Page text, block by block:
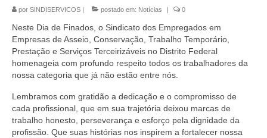
Notícias
Contato
por SINDISERVICOS | postado em: Notícias | 0
Neste Dia de Finados, o Sindicato dos Empregados em
Empresas de Asseio, Conservação, Trabalho Temporário,
Prestação e Serviços Terceirizáveis no Distrito Federal
homenageia com profundo respeito todos os trabalhadores da
nossa categoria que já não estão entre nós.
Lembramos com gratidão a dedicação e o compromisso de
cada profissional, que em sua trajetória deixou marcas de
trabalho honesto, perseverança e esforço pela dignidade da
profissão. Que suas histórias nos inspirem a fortalecer nossa